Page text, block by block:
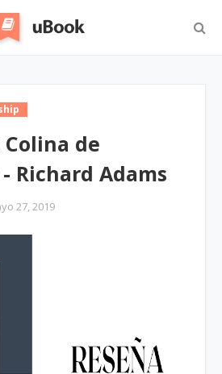
Colina de
Richard Adams
27, 2019